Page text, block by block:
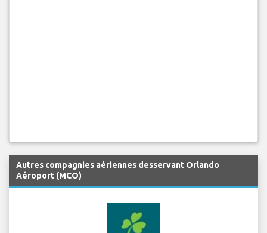
Autres compagnies aériennes desservant Orlando
Aéroport (MCO)